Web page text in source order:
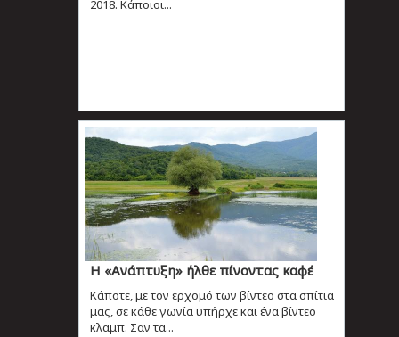
2018. Κάποιοι...
Η «Ανάπτυξη» ήλθε πίνοντας καφέ
Κάποτε, με τον ερχομό των βίντεο στα σπίτια
μας, σε κάθε γωνία υπήρχε και ένα βίντεο
κλαμπ. Σαν τα...